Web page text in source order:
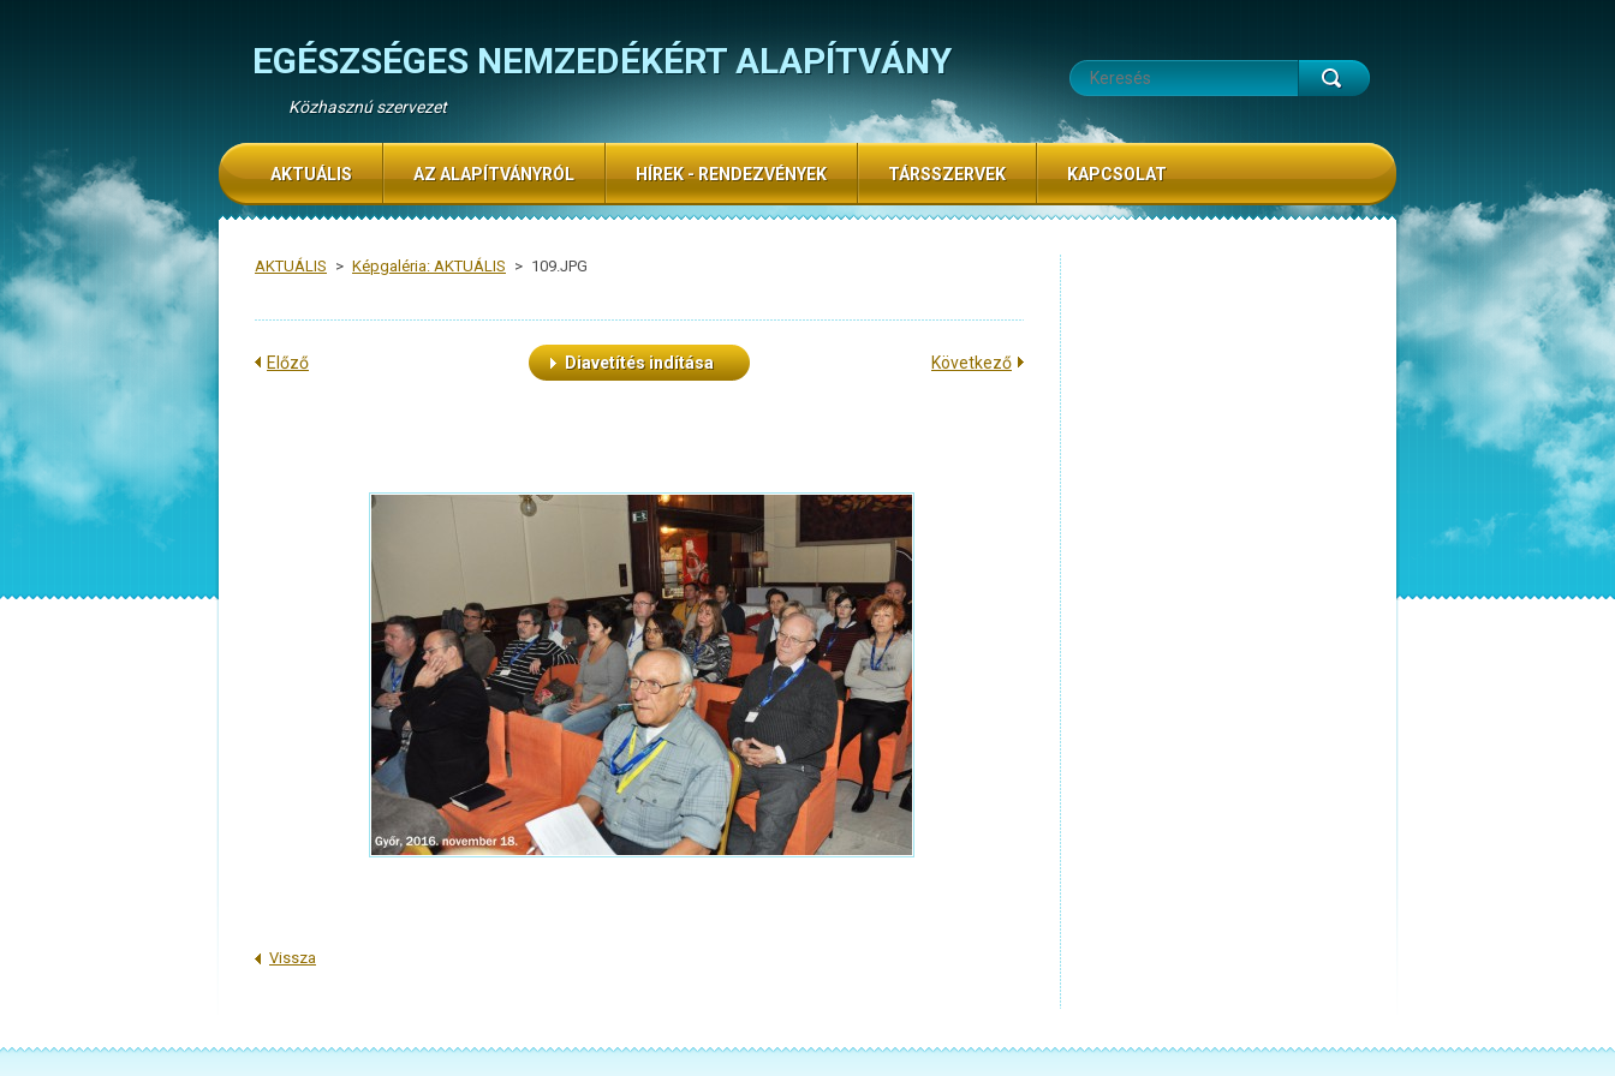
EGÉSZSÉGES NEMZEDÉKÉRT ALAPÍTVÁNY
Közhasznú szervezet
AKTUÁLIS > Képgaléria: AKTUÁLIS > 109.JPG
Előző Diavetítés indítása Következő
Vissza
AKTUÁLIS AZ ALAPÍTVÁNYRÓL HÍREK - RENDEZVÉNYEK TÁRSSZERVEK KAPCSOLAT